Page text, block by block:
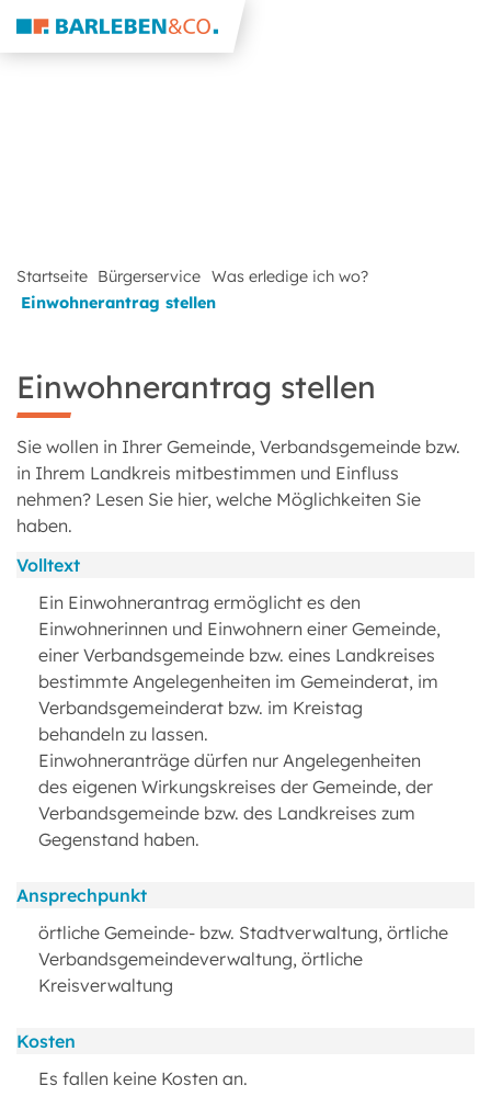
Startseite Bürgerservice Was erledige ich wo?
Einwohnerantrag stellen
Einwohnerantrag stellen
Sie wollen in Ihrer Gemeinde, Verbandsgemeinde bzw.
in Ihrem Landkreis mitbestimmen und Einfluss
nehmen? Lesen Sie hier, welche Möglichkeiten Sie
haben.
Volltext
Ein Einwohnerantrag ermöglicht es den
Einwohnerinnen und Einwohnern einer Gemeinde,
einer Verbandsgemeinde bzw. eines Landkreises
bestimmte Angelegenheiten im Gemeinderat, im
Verbandsgemeinderat bzw. im Kreistag
behandeln zu lassen.
Einwohneranträge dürfen nur Angelegenheiten
des eigenen Wirkungskreises der Gemeinde, der
Verbandsgemeinde bzw. des Landkreises zum
Gegenstand haben.
Ansprechpunkt
örtliche Gemeinde- bzw. Stadtverwaltung, örtliche
Verbandsgemeindeverwaltung, örtliche
Kreisverwaltung
Kosten
Es fallen keine Kosten an.